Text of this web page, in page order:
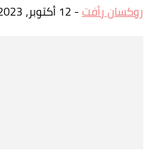
روكسان رأفت- 12 أكتوبر، 2023